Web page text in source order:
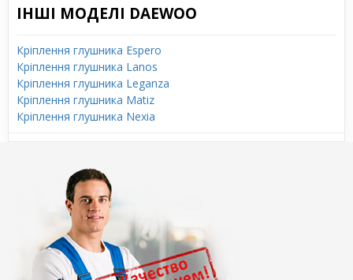
ІНШІ МОДЕЛІ DAEWOO
Кріплення глушника Espero
Кріплення глушника Lanos
Кріплення глушника Leganza
Кріплення глушника Matiz
Кріплення глушника Nexia